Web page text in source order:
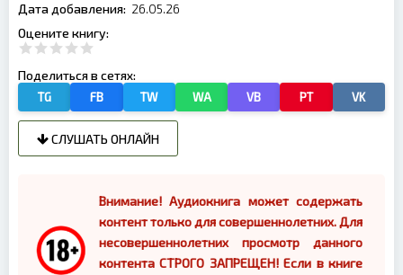
Дата добавления: 26.05.26
Оцените книгу:
Поделиться в сетях:
TG FB TW WA VB PT VK
СЛУШАТЬ ОНЛАЙН
Внимание! Аудиокнига может содержать
контент только для совершеннолетних. Для
несовершеннолетних просмотр данного
контента СТРОГО ЗАПРЕЩЕН! Если в книге